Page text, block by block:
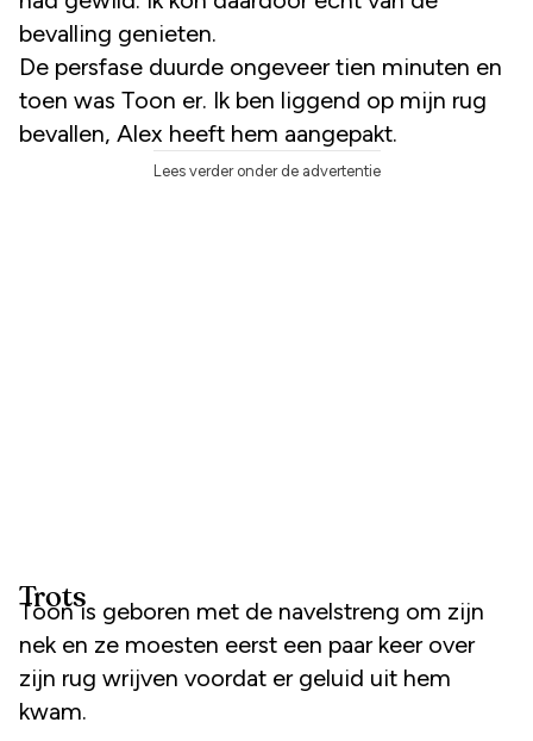
bevalling genieten.
De persfase duurde ongeveer tien minuten en
toen was Toon er. Ik ben liggend op mijn rug
bevallen, Alex heeft hem aangepakt.
Lees verder onder de advertentie
Trots
Toon is geboren met de navelstreng om zijn
nek en ze moesten eerst een paar keer over
zijn rug wrijven voordat er geluid uit hem
kwam.